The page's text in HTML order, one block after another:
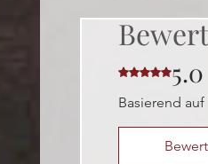
Mit 5 von 55.0
Basierend